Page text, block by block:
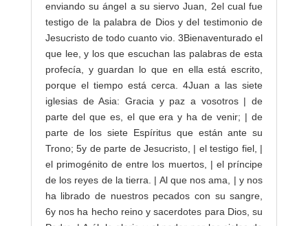
enviando su ángel a su siervo Juan, 2el cual fue
testigo de la palabra de Dios y del testimonio de
Jesucristo de todo cuanto vio.3Bienaventurado el
que lee, y los que escuchan las palabras de esta
profecía, y guardan lo que en ella está escrito,
porque el tiempo está cerca.
4Juan a las siete
iglesias de Asia: Gracia y paz a vosotros | de
parte del que es, el que era y ha de venir; | de
parte de los siete Espíritus que están ante su
Trono; 5y de parte de Jesucristo, | el testigo fiel, |
el primogénito de entre los muertos, | el príncipe
de los reyes de la tierra. | Al que nos ama, | y nos
ha librado de nuestros pecados con su sangre,
6y nos ha hecho reino y sacerdotes para Dios, su